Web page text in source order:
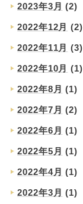
2023年3月 (2)
2022年12月 (2)
2022年11月 (3)
2022年10月 (1)
2022年8月 (1)
2022年7月 (2)
2022年6月 (1)
2022年5月 (1)
2022年4月 (1)
2022年3月 (1)